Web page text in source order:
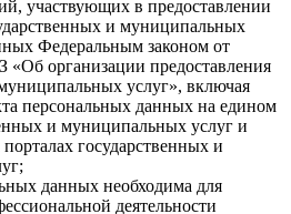
участвующих в предоставлении
и муниципальных
Федеральным законом от
организации предоставления
услуг», включая
персональных данных на едином
и муниципальных услуг и
государственных и
данных необходима для
деятельности